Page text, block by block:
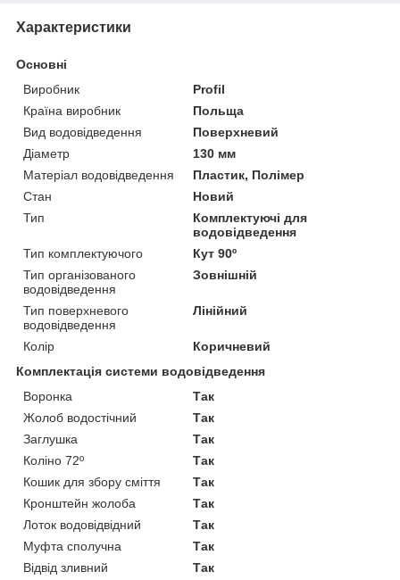
Характеристики
Основні
Виробник
Profil
Країна виробник
Польща
Вид водовідведення
Поверхневий
Діаметр
130 мм
Матеріал водовідведення
Пластик, Полімер
Стан
Новий
Тип
Комплектуючі для
водовідведення
Тип комплектуючого
Кут 90º
Тип організованого
водовідведення
Зовнішній
Тип поверхневого
водовідведення
Лінійний
Колір
Коричневий
Комплектація системи водовідведення
Воронка
Так
Жолоб водостічний
Так
Заглушка
Так
Коліно 72º
Так
Кошик для збору сміття
Так
Кронштейн жолоба
Так
Лоток водовідвідний
Так
Муфта сполучна
Так
Відвід зливний
Так